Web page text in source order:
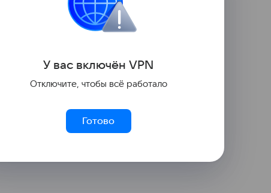
земель
В последующие годы потери
около €17 миллиардов
У вас включён VPN
Отключите, чтобы всё работало
Готово